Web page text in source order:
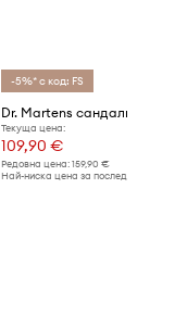
-5%* с код: FS
Текуща цена:
109,90 €
Редовна цена: 159,90 €
Най-ниска цена за последните 30